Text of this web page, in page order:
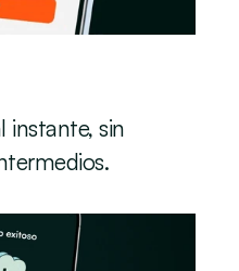
instante, sin